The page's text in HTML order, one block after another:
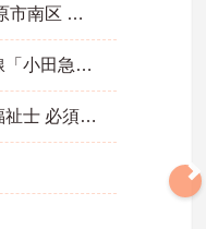
神奈川県 相模原市南区 相模台3-17-9
小田急小田原線「小田急相模原駅」徒歩15分
＜資格＞介護福祉士 必須 ＜経験＞不問